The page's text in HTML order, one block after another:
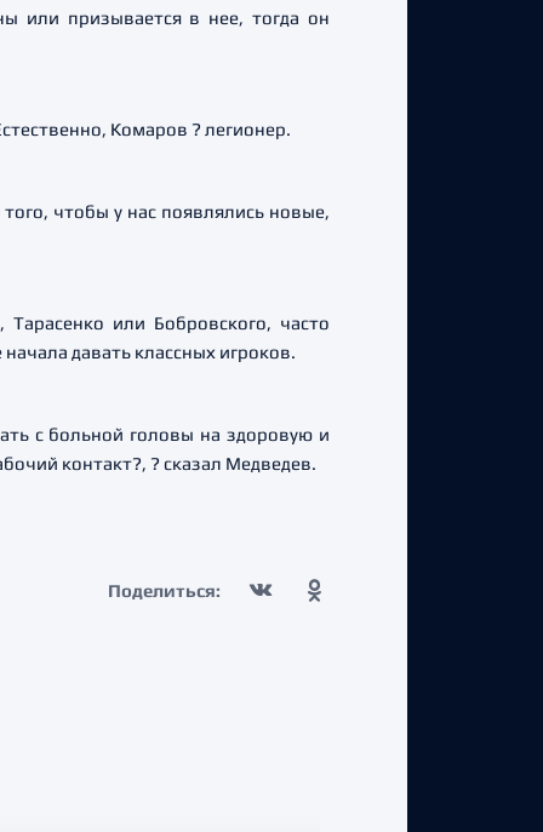
или призывается в нее, тогда он
Комаров ? легионер.
чтобы у нас появлялись новые,
или Бобровского, часто
давать классных игроков.
с больной головы на здоровую и
контакт?, ? сказал Медведев.
Поделиться: